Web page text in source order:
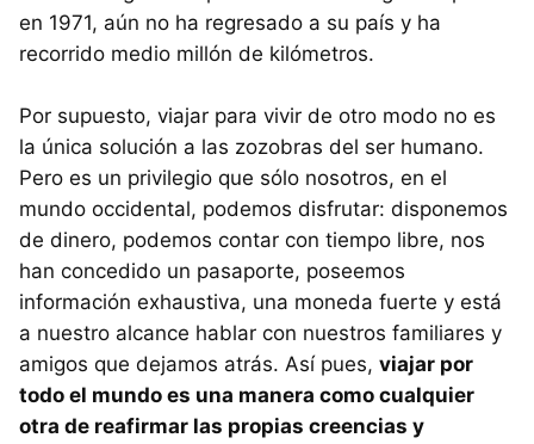
en 1971, aún no ha regresado a su país y ha
recorrido medio millón de kilómetros.
Por supuesto, viajar para vivir de otro modo no es
la única solución a las zozobras del ser humano.
Pero es un privilegio que sólo nosotros, en el
mundo occidental, podemos disfrutar: disponemos
de dinero, podemos contar con tiempo libre, nos
han concedido un pasaporte, poseemos
información exhaustiva, una moneda fuerte y está
a nuestro alcance hablar con nuestros familiares y
amigos que dejamos atrás. Así pues, viajar por
todo el mundo es una manera como cualquier
otra de reafirmar las propias creencias y